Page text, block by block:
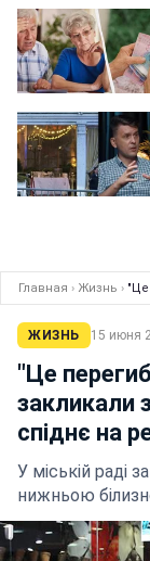
Главная › Жизнь › "Це
ЖИЗНЬ 15 июня
"Це
закликали
спіднє на
У міській раді
нижньою